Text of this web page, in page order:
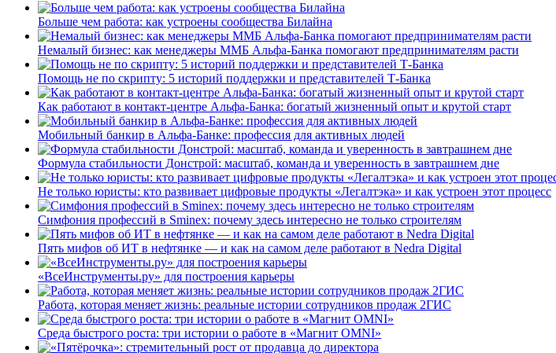
Больше чем работа: как устроены сообщества Билайна
Немалый бизнес: как менеджеры ММБ Альфа-Банка помогают предпринимателям расти
Помощь не по скрипту: 5 историй поддержки и представителей Т-Банка
Как работают в контакт-центре Альфа-Банка: богатый жизненный опыт и крутой старт
Мобильный банкир в Альфа-Банке: профессия для активных людей
Формула стабильности Донстрой: масштаб, команда и уверенность в завтрашнем дне
Не только юристы: кто развивает цифровые продукты «Легалтэка» и как устроен этот процесс
Симфония профессий в Sminex: почему здесь интересно не только строителям
Пять мифов об ИТ в нефтянке — и как на самом деле работают в Nedra Digital
«ВсеИнструменты.ру» для построения карьеры
Работа, которая меняет жизнь: реальные истории сотрудников продаж 2ГИС
Среда быстрого роста: три истории о работе в «Магнит OMNI»